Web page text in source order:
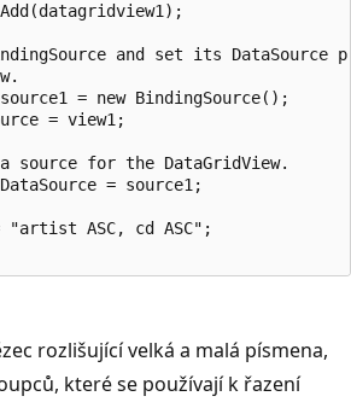
and set its DataSource
= new BindingSource();
= view1;
source for the DataGridView.
= source1;
"artist ASC, cd ASC";
rozlišující velká a malá písmena,
které se používají k řazení